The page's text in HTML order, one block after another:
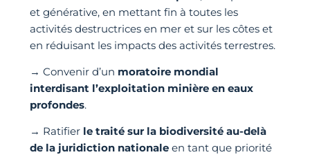
et générative, en mettant fin à toutes les
activités destructrices en mer et sur les côtes et
en réduisant les impacts des activités terrestres.
→ Convenir d’un moratoire mondial
interdisant l’exploitation minière en eaux
profondes.
→ Ratifier le traité sur la biodiversité au-delà
de la juridiction nationaleen tant que priorité